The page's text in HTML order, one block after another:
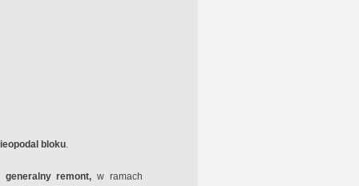
bloku.
generalny remont, w ramach